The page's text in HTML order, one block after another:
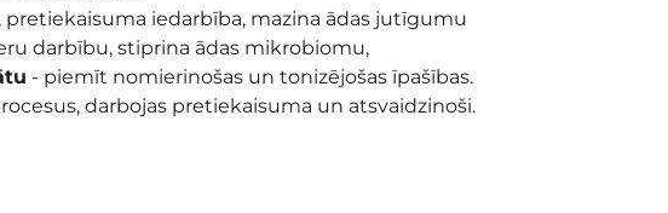
pretiekaisuma iedarbība, mazina ādas jutīgumu
darbību, stiprina ādas mikrobiomu,
- piemīt nomierinošas un tonizējošas īpašības.
darbojas pretiekaisuma un atsvaidzinoši.